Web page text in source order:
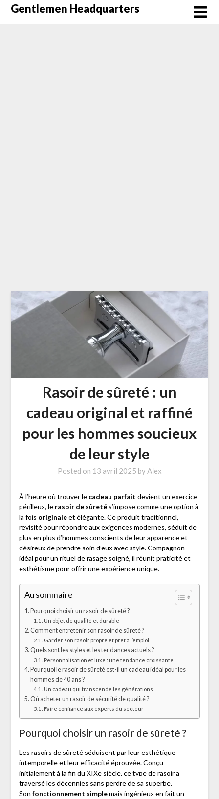
SkipGentlemen Headquarters
Rasoir de sûreté : un
cadeau original et raffiné
pour les hommes soucieux
de leur style
Posted on 13 avril 2025 byAlex
À l’heure où trouver le cadeau parfait devient un exercice
périlleux, le rasoir de sûretés’impose comme une option à
la fois originaleet élégante. Ce produit traditionnel,
revisité pour répondre aux exigences modernes, séduit de
plus en plus d’hommes conscients de leur apparence et
désireux de prendre soin d’eux avec style. Compagnon
idéal pour un rituel de rasage soigné, il réunit praticité et
esthétisme pour offrir une expérience unique.
Au sommaire
Pourquoi choisir un rasoir de sûreté ?
Un objet de qualité et durable
Comment entretenir son rasoir de sûreté ?
Garder son rasoir propre et prêt à l’emploi
Quels sont les styles et les tendances actuels ?
Personnalisation et luxe : une tendance croissante
Pourquoi le rasoir de sûreté est-il un cadeau idéal pour les
hommes de 40 ans ?
Un cadeau qui transcende les générations
Où acheter un rasoir de sécurité de qualité ?
Faire confiance aux experts du secteur
Pourquoi choisir un rasoir de sûreté ?
Les rasoirs de sûreté séduisent par leur esthétique
intemporelle et leur efficacité éprouvée. Conçu
initialement à la fin du XIXe siècle, ce type de rasoir a
traversé les décennies sans perdre de sa superbe.
Son fonctionnement simplemais ingénieux en fait un